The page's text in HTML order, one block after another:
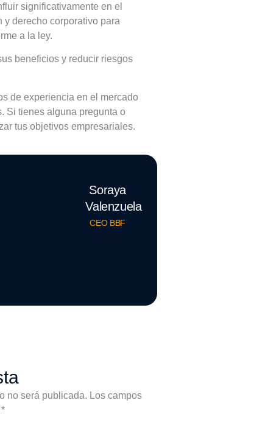
significativamente en el
derecho corporativo para
a la ley.
beneficios y reducir riesgos
de experiencia en el mercado
Si tienes alguna pregunta o
tus objetivos empresariales.
Soraya
Valenzuela
CEO BBF
no será publicada. Los campos
*